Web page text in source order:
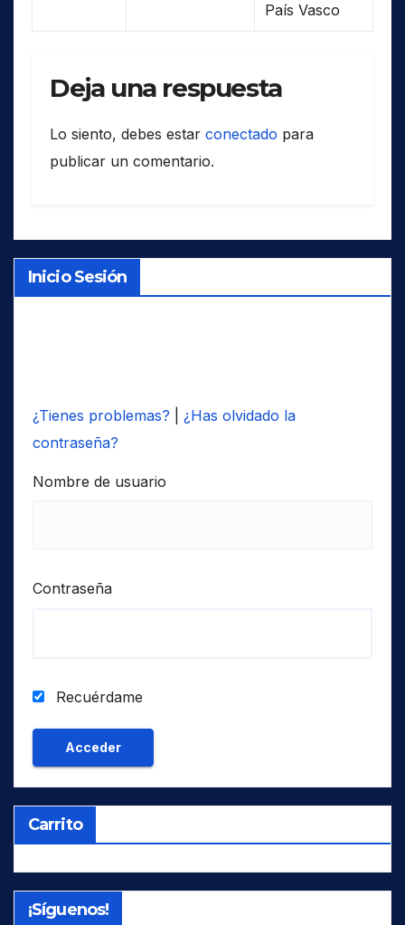
País Vasco
Deja una respuesta
Lo siento, debes estar conectado para
publicar un comentario.
Inicio Sesión
¿Tienes problemas?
¿Has olvidado la
contraseña?
Nombre de usuario
Contraseña
Recuérdame
Carrito
¡Síguenos!